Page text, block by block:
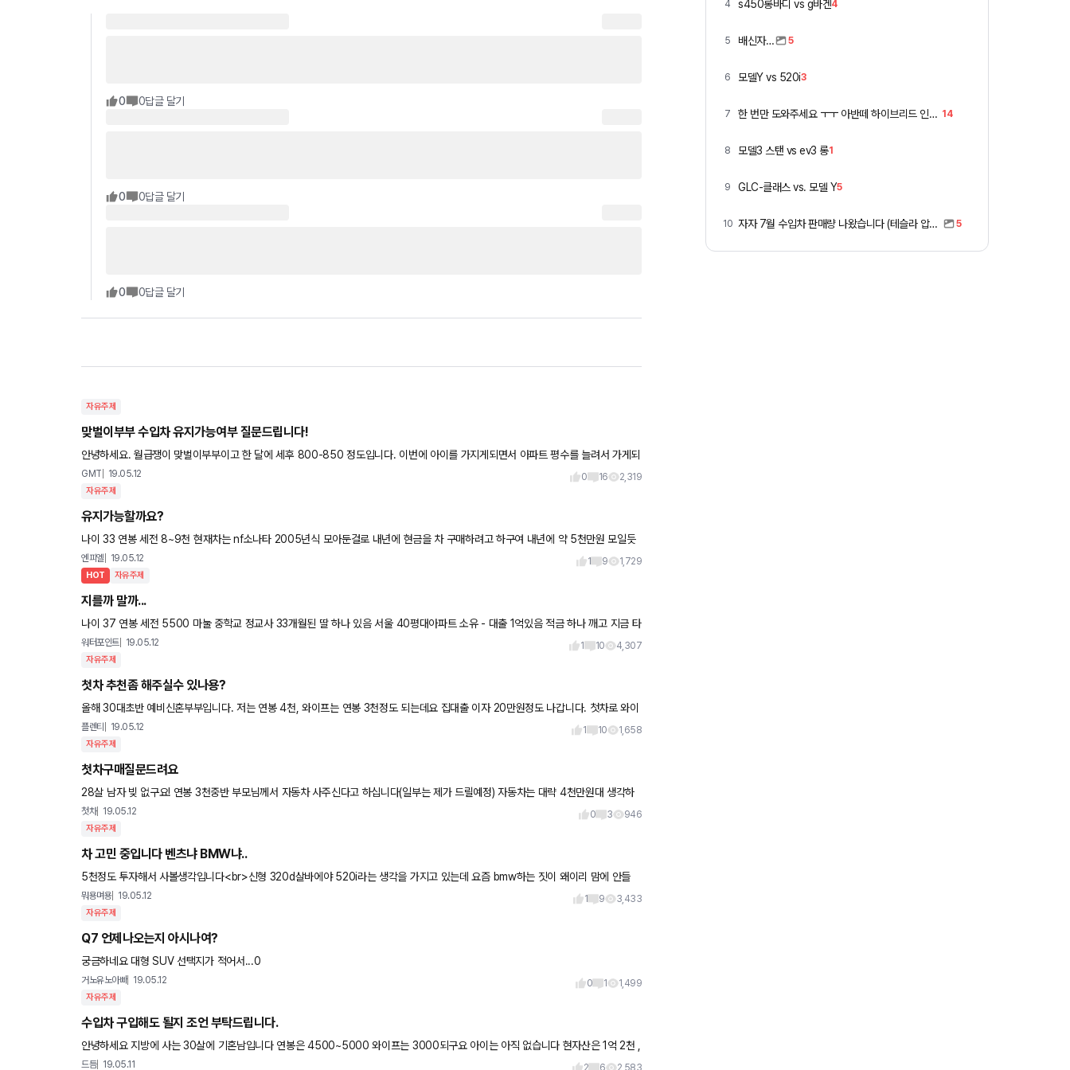
0 0답글 달기
0 0답글 달기
0 0답글 달기
자유주제
맞벌이부부 수입차 유지가능여부 질문드립니다!
안녕하세요. 월급쟁이 맞벌이부부이고 한 달에 세후 800-850 정도입니다. 이번에 아이를 가지게되면서 아파트 평수를 늘려서 가게되
었는데, 기존에 타던 리스차량 만기가 다가오면서 국산 SUV보다가
GMT 19.05.12 0 16 2,319
자유주제
유지가능할까요?
나이 33 연봉 세전 8~9천 현재차는 nf소나타 2005년식 모아둔걸로 내년에 현금을 차 구매하려고 하구여 내년에 약 5천만원 모일듯
해요 빚은.. 8천정도 있는상태(집 2억5천 중 잔여 대출) 와
엔피엘 19.05.12 1 9 1,729
HOT 자유주제
지를까 말까...
나이 37 연봉 세전 5500 마눌 중학교 정교사 33개월된 딸 하나 있음 서울 40평대아파트 소유 - 대출 1억있음 적금 하나 깨고 지금 타
워터포인트 19.05.12 1 10 4,307
자유주제
첫차 추천좀 해주실수 있나용?
올해 30대초반 예비신혼부부입니다. 저는 연봉 4천, 와이프는 연봉 3천정도 되는데요 집대출 이자 20만원정도 나갑니다. 첫차로 와이
프는 소나타정도 생각하고있는데 할수있으면 외제차도 끌어보고싶네요.
플렌티 19.05.12 1 10 1,658
자유주제
첫차구매질문드려요
28살 남자 빚 없구요! 연봉 3천중반 부모님께서 자동차 사주신다고 하십니다(일부는 제가 드릴예정) 자동차는 대략 4천만원대 생각하
첫차 19.05.12 0 3 946
자유주제
차 고민 중입니다 벤츠냐 BMW냐..
5천정도 투자해서 사볼생각입니다<br>신형 320d살바에야 520i라는 생각을 가지고 있는데 요즘 bmw하는 짓이 왜이리 맘에 안들
죠?<br>벤츠 c 220d 사기에는 bmw가
뭐용며용 19.05.12 1 9 3,433
자유주제
Q7 언제나오는지 아시나여?
궁금하네요 대형 SUV 선택지가 적어서...0
거노유노아빠 19.05.12 0 1 1,499
자유주제
수입차 구입해도 될지 조언 부탁드립니다.
안녕하세요 지방에 사는 30살에 기혼남입니다 연봉은 4500~5000 와이프는 3000되구요 아이는 아직 없습니다 현자산은 1억 2천 ,
이번해 말에 완공되는 아파트로 이사가는대 아파트 값이 매매
드듬 19.05.11 2 6 2,583
4 s450롱바디 vs g바겐4
5 배신자… 5
6 모델Y vs 520i3
7 한 번만 도와주세요 ㅜㅜ 아반떼 하이브리드 인스 vs 폭스바겐 골프 14
8 모델3 스탠 vs ev3 롱1
9 GLC-클래스 vs. 모델 Y5
10 자자 7월 수입차 판매량 나왔습니다 (테슬라 압도적) 5